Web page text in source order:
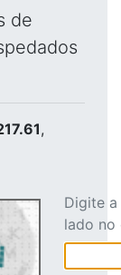
de
,
Digite
lado no